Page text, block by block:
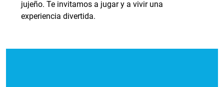
jujeño. Te invitamos a jugar y a vivir una
experiencia divertida.